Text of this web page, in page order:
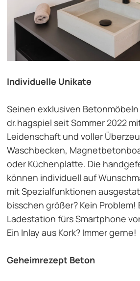
Individuelle Unikate
Seinen exklusiven
dr.hagspiel seit Sommer 2022
Leidenschaft und voller
Waschbecken,
oder Küchenplatte. Die
können individuell auf
mit Spezialfunktionen
bisschen größer? Kein Problem!
Ladestation fürs Smartphone
Ein Inlay aus Kork? Immer gerne!
Geheimrezept Beton